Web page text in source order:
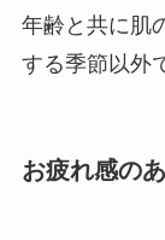
年齢と共に肌
する季節以外
お疲れ感の